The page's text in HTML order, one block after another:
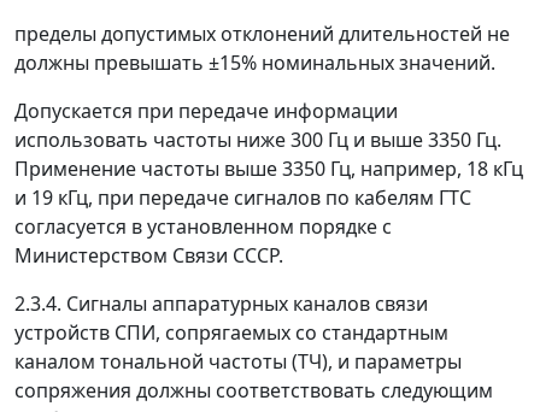
пределы допустимых отклонений длительностей не
должны превышать ±15% номинальных значений.
Допускается при передаче информации
использовать частоты ниже 300 Гц и выше 3350 Гц.
Применение частоты выше 3350 Гц, например, 18 кГц
и 19 кГц, при передаче сигналов по кабелям ГТС
согласуется в установленном порядке с
Министерством Связи СССР.
2.3.4. Сигналы аппаратурных каналов связи
устройств СПИ, сопрягаемых со стандартным
каналом тональной частоты (ТЧ), и параметры
сопряжения должны соответствовать следующим